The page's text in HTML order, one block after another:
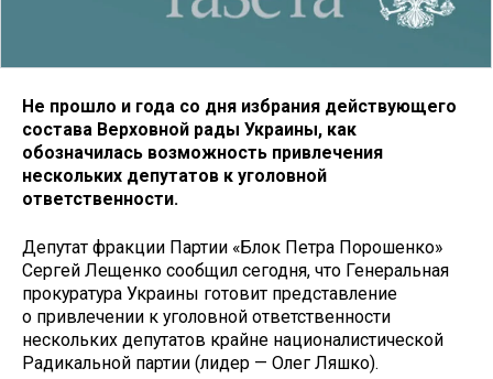
Не прошло и года со дня избрания действующего
состава Верховной рады Украины, как
обозначилась возможность привлечения
нескольких депутатов к уголовной
ответственности.
Депутат фракции Партии «Блок Петра Порошенко»
Сергей Лещенко сообщил сегодня, что Генеральная
прокуратура Украины готовит представление
о привлечении к уголовной ответственности
нескольких депутатов крайне националистической
Радикальной партии (лидер — Олег Ляшко).